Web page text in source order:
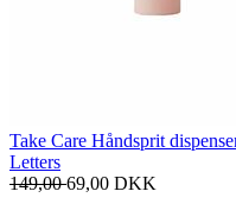
Take Care Håndsprit
Letters
149,0069,00 DKK